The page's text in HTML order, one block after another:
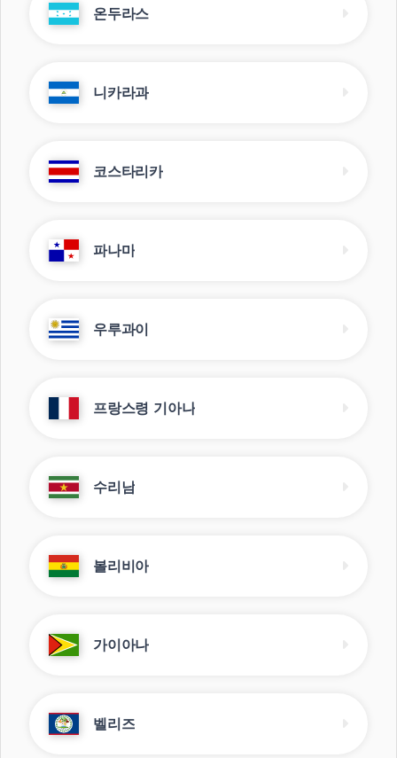
온두라스
니카라과
코스타리카
파나마
우루과이
프랑스령 기아나
수리남
볼리비아
가이아나
벨리즈